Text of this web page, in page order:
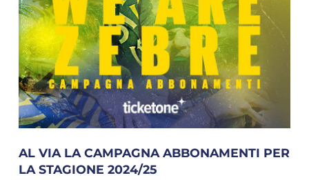
AL VIA LA CAMPAGNA ABBONAMENTI PER
LA STAGIONE 2024/25